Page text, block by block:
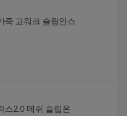
죽 고워크 슬립인스
스2.0 메쉬 슬립온